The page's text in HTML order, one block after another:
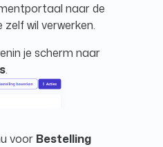
naar de
zelf wil verwerken.
je scherm naar
.
voor Bestelling